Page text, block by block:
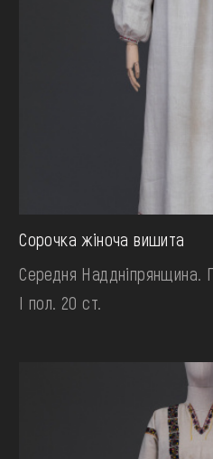
Сорочка жіноча вишита
Середня Наддніпрянщина.
І пол. 20 ст.